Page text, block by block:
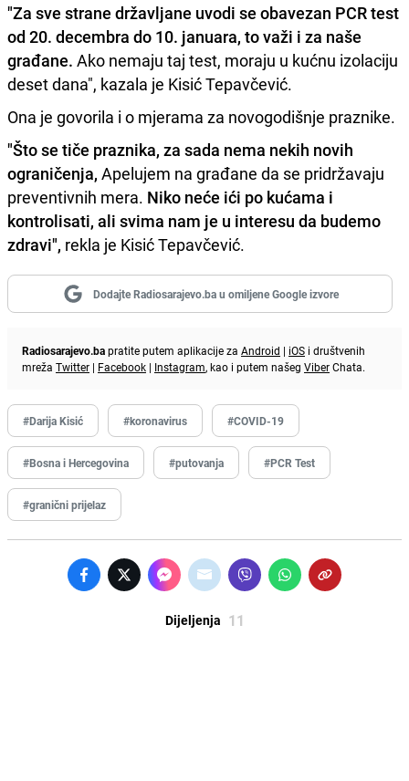
"Za sve strane državljane uvodi se obavezan PCR test
od 20. decembra do 10. januara, to važi i za naše
građane. Ako nemaju taj test, moraju u kućnu izolaciju
deset dana", kazala je Kisić Tepavčević.
Ona je govorila i o mjerama za novogodišnje praznike.
"Što se tiče praznika, za sada nema nekih novih
ograničenja, Apelujem na građane da se pridržavaju
preventivnih mera. Niko neće ići po kućama i
kontrolisati, ali svima nam je u interesu da budemo
zdravi", rekla je Kisić Tepavčević.
Dodajte Radiosarajevo.ba u omiljene Google izvore
Radiosarajevo.bapratite putem aplikacije za Android | iOS i društvenih
mreža Twitter | Facebook | Instagram, kao i putem našeg ViberChata.
#Darija Kisić #koronavirus #COVID-19
#Bosna i Hercegovina #putovanja #PCR Test
#granični prijelaz
Dijeljenja 11